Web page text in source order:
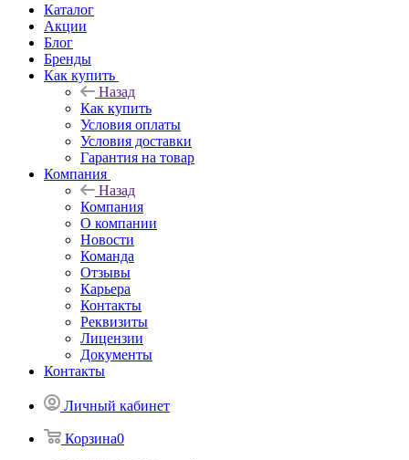
Каталог
Акции
Блог
Бренды
Как купить
Назад
Как купить
Условия оплаты
Условия доставки
Гарантия на товар
Компания
Назад
Компания
О компании
Новости
Команда
Отзывы
Карьера
Контакты
Реквизиты
Лицензии
Документы
Контакты
Личный кабинет
Корзина0